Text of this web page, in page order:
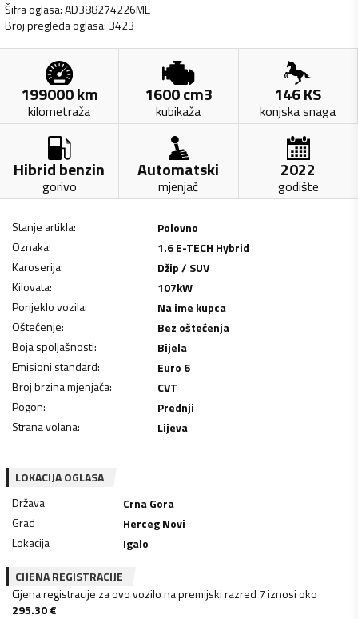
Šifra oglasa:AD388274226ME
Broj pregleda oglasa: 3423
199000km
kilometraža
1600cm3
kubikaža
146KS
konjska snaga
Hibrid benzin
gorivo
Automatski
mjenjač
2022
godište
Stanje artikla:
Polovno
Oznaka:
1.6 E-TECH Hybrid
Karoserija:
Džip / SUV
Kilovata: 107kW
Porijeklo vozila:
Na ime kupca
Oštećenje:
Bez oštećenja
Boja spoljašnosti:
Bijela
Emisioni standard:
Euro 6
Broj brzina mjenjača:
CVT
Pogon:
Prednji
Strana volana: Lijeva
LOKACIJA OGLASA
Država
Crna Gora
Grad
Herceg Novi
Lokacija
Igalo
CIJENA REGISTRACIJE
Cijena registracije za ovo vozilo na premijski razred 7 iznosi oko
295.30€